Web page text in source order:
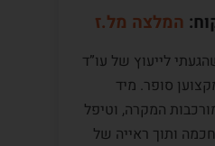
המלצה מל.ז
לייעוץ של עו”ד
סופר. מיד
המקרה, וטיפל
ותוך ראייה של